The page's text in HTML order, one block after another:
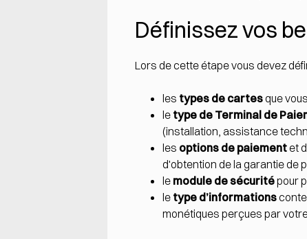
Définissez vos
Lors de cette étape vous devez
les types de cartesque
le type de Terminal de
(installation, assistance
les options de paiementet
d'obtention de la garantie de
le module de sécuritépour
le type d’informations
monétiques perçues par